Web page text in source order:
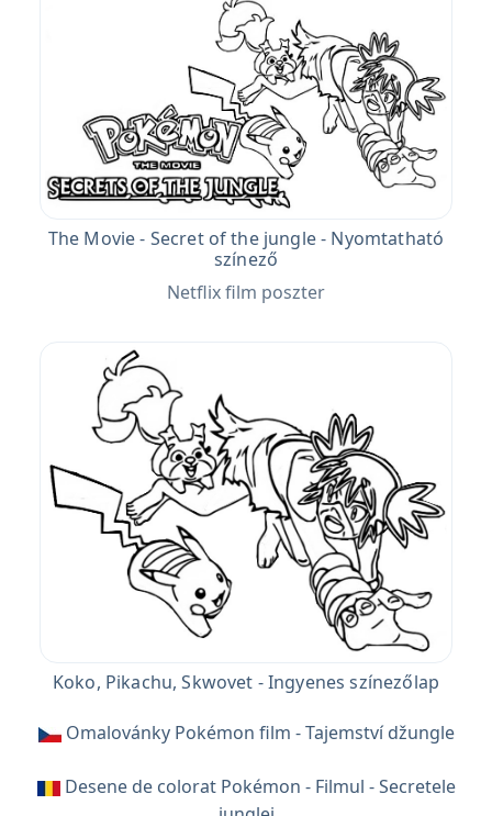
The Movie - Secret of the jungle - Nyomtatható
színező
Netflix film poszter
Koko, Pikachu, Skwovet - Ingyenes színezőlap
Omalovánky Pokémon film - Tajemství džungle
Desene de colorat Pokémon - Filmul - Secretele